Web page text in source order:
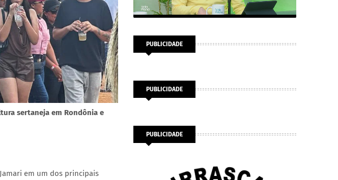
sertaneja em Rondônia e
em um dos principais
PUBLICIDADE
PUBLICIDADE
PUBLICIDADE